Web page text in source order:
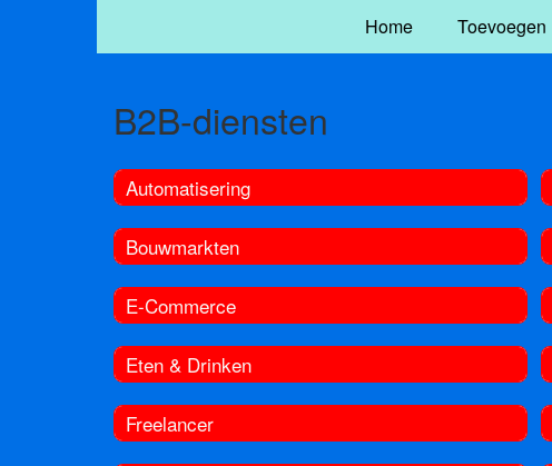
Home Toevoegen
B2B-diensten
Automatisering
Bouwmarkten
E-Commerce
Eten & Drinken
Freelancer